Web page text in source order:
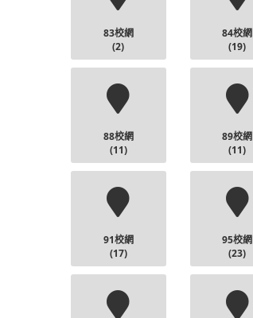
83校網
(2)
84校網
(19)
88校網
(11)
89校網
(11)
91校網
(17)
95校網
(23)